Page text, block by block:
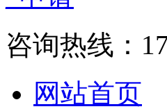
咨询热线：
网站首页